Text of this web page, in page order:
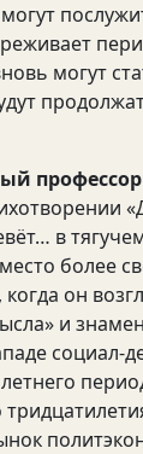
могут
в
более
он
и
социал-